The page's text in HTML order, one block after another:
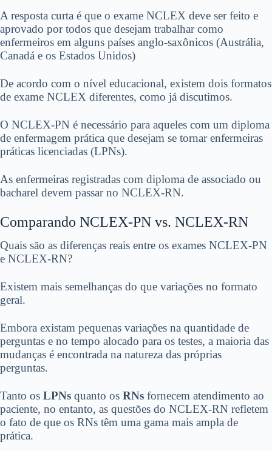
A resposta curta é que o exame NCLEX deve ser feito e
aprovado por todos que desejam trabalhar como
enfermeiros em alguns países anglo-saxônicos (Austrália,
Canadá e os Estados Unidos)
De acordo com o nível educacional, existem dois formatos
de exame NCLEX diferentes, como já discutimos.
O NCLEX-PN é necessário para aqueles com um diploma
de enfermagem prática que desejam se tornar enfermeiras
práticas licenciadas (LPNs).
As enfermeiras registradas com diploma de associado ou
bacharel devem passar no NCLEX-RN.
Comparando NCLEX-PN vs. NCLEX-RN
Quais são as diferenças reais entre os exames NCLEX-PN
e NCLEX-RN?
Existem mais semelhanças do que variações no formato
geral.
Embora existam pequenas variações na quantidade de
perguntas e no tempo alocado para os testes, a maioria das
mudanças é encontrada na natureza das próprias
perguntas.
Tanto os LPNs quanto os RNs fornecem atendimento ao
paciente, no entanto, as questões do NCLEX-RN refletem
o fato de que os RNs têm uma gama mais ampla de
prática.